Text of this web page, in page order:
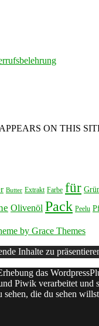
ON THIS
Butter Extrakt Farbe für
Olivenöl Pack Peelu
by Grace Themes
Inhalte zu
das
Piwik verarbeitet
die du sehen